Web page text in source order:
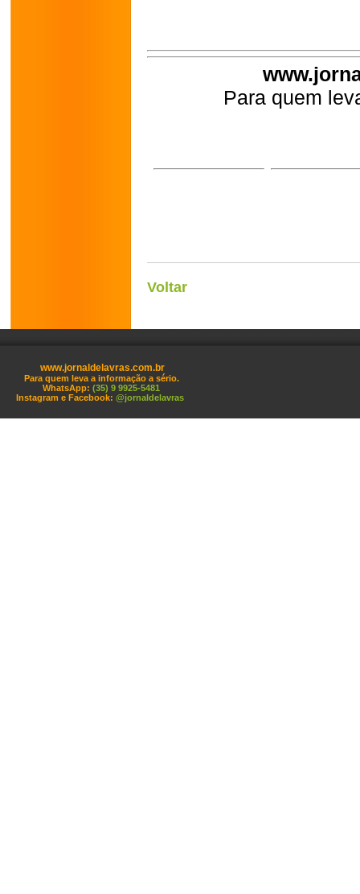
Para quem
Voltar
www.jornaldelavras.com.br
Para quem leva a informação a sério.
WhatsApp: (35) 9 9925-5481
Instagram e Facebook: @jornaldelavras